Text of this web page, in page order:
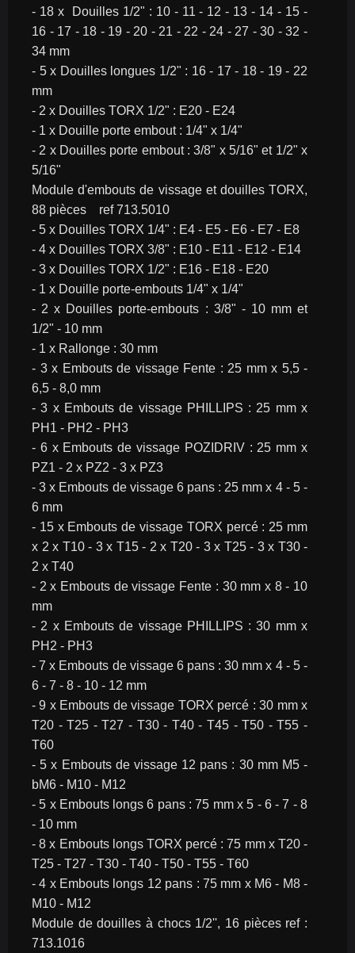
- 18 x  Douilles 1/2" : 10 - 11 - 12 - 13 - 14 - 15 -
16 - 17 - 18 - 19 - 20 - 21 - 22 - 24 - 27 - 30 - 32 -
34 mm
- 5 x Douilles longues 1/2" : 16 - 17 - 18 - 19 - 22
mm
- 2 x Douilles TORX 1/2" : E20 - E24
- 1 x Douille porte embout : 1/4" x 1/4"
- 2 x Douilles porte embout : 3/8" x 5/16" et 1/2" x
5/16"
Module d'embouts de vissage et douilles TORX,
88 pièces    ref 713.5010
- 5 x Douilles TORX 1/4" : E4 - E5 - E6 - E7 - E8
- 4 x Douilles TORX 3/8" : E10 - E11 - E12 - E14
- 3 x Douilles TORX 1/2" : E16 - E18 - E20
- 1 x Douille porte-embouts 1/4" x 1/4"
- 2 x Douilles porte-embouts : 3/8" - 10 mm et
1/2" - 10 mm
- 1 x Rallonge : 30 mm
- 3 x Embouts de vissage Fente : 25 mm x 5,5 -
6,5 - 8,0 mm
- 3 x Embouts de vissage PHILLIPS : 25 mm x
PH1 - PH2 - PH3
- 6 x Embouts de vissage POZIDRIV : 25 mm x
PZ1 - 2 x PZ2 - 3 x PZ3
- 3 x Embouts de vissage 6 pans : 25 mm x 4 - 5 -
6 mm
- 15 x Embouts de vissage TORX percé : 25 mm
x 2 x T10 - 3 x T15 - 2 x T20 - 3 x T25 - 3 x T30 -
2 x T40
- 2 x Embouts de vissage Fente : 30 mm x 8 - 10
mm
- 2 x Embouts de vissage PHILLIPS : 30 mm x
PH2 - PH3
- 7 x Embouts de vissage 6 pans : 30 mm x 4 - 5 -
6 - 7 - 8 - 10 - 12 mm
- 9 x Embouts de vissage TORX percé : 30 mm x
T20 - T25 - T27 - T30 - T40 - T45 - T50 - T55 -
T60
- 5 x Embouts de vissage 12 pans : 30 mm M5 -
bM6 - M10 - M12
- 5 x Embouts longs 6 pans : 75 mm x 5 - 6 - 7 - 8
- 10 mm
- 8 x Embouts longs TORX percé : 75 mm x T20 -
T25 - T27 - T30 - T40 - T50 - T55 - T60
- 4 x Embouts longs 12 pans : 75 mm x M6 - M8 -
M10 - M12
Module de douilles à chocs 1/2'', 16 pièces ref :
713.1016